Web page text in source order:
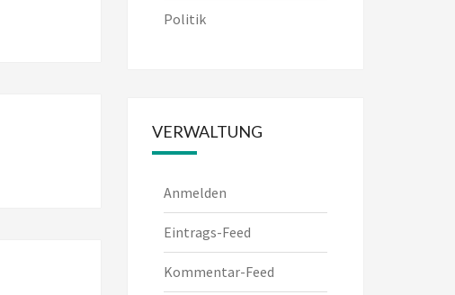
Politik
VERWALTUNG
Anmelden
Eintrags-Feed
Kommentar-Feed